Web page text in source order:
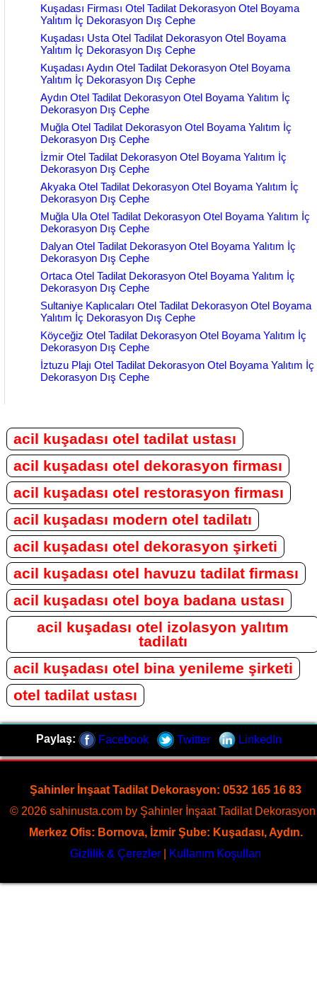
Kuşadası Firması Otel Tadilat Dekorasyon Otel Boyama
Yalıtım İç Dekorasyon Dış Cephe
Kuşadası Usta Otel Tadilat Dekorasyon Otel Boyama
Yalıtım İç Dekorasyon Dış Cephe
Kuşadası Aydın Otel Tadilat Dekorasyon Otel Boyama
Yalıtım İç Dekorasyon Dış Cephe
Aydın Otel Tadilat Dekorasyon Otel Boyama Yalıtım İç
Dekorasyon Dış Cephe
Muğla Otel Tadilat Dekorasyon Otel Boyama Yalıtım İç
Dekorasyon Dış Cephe
İzmir Otel Tadilat Dekorasyon Otel Boyama Yalıtım İç
Dekorasyon Dış Cephe
Akyaka Otel Tadilat Dekorasyon Otel Boyama Yalıtım İç
Dekorasyon Dış Cephe
Muğla Ula Otel Tadilat Dekorasyon Otel Boyama Yalıtım İç
Dekorasyon Dış Cephe
Dalyan Otel Tadilat Dekorasyon Otel Boyama Yalıtım İç
Dekorasyon Dış Cephe
Ortaca Otel Tadilat Dekorasyon Otel Boyama Yalıtım İç
Dekorasyon Dış Cephe
Sultaniye Kaplıcaları Otel Tadilat Dekorasyon Otel Boyama
Yalıtım İç Dekorasyon Dış Cephe
Köyceğiz Otel Tadilat Dekorasyon Otel Boyama Yalıtım İç
Dekorasyon Dış Cephe
İztuzu Plajı Otel Tadilat Dekorasyon Otel Boyama Yalıtım İç
Dekorasyon Dış Cephe
acil kuşadası otel tadilat ustası
acil kuşadası otel dekorasyon firması
acil kuşadası otel restorasyon firması
acil kuşadası modern otel tadilatı
acil kuşadası otel dekorasyon şirketi
acil kuşadası otel havuzu tadilat firması
acil kuşadası otel boya badana ustası
acil kuşadası otel izolasyon yalıtım
tadilatı
acil kuşadası otel bina yenileme şirketi
otel tadilat ustası
Paylaş: Facebook Twitter LinkedIn
Şahinler İnşaat Tadilat Dekorasyon: 0532 165 16 83
© 2026 sahinusta.com by Şahinler İnşaat Tadilat
Merkez Ofis: Bornova, İzmir Şube: Kuşadası, Aydın.
Gizlilik & Çerezler
Kullanım Koşulları